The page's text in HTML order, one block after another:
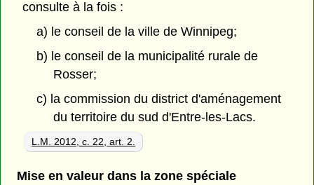
consulte à la fois :
a) le conseil de la ville de Winnipeg;
b) le conseil de la municipalité rurale de
Rosser;
c) la commission du district d'aménagement
du territoire du sud d'Entre-les-Lacs.
L.M. 2012, c. 22, art. 2.
Mise en valeur dans la zone spéciale